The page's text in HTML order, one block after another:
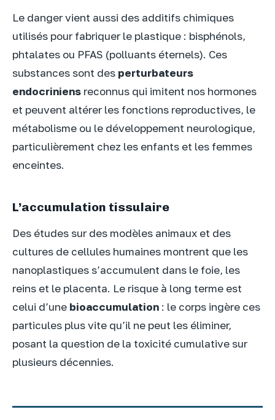
Le danger vient aussi des additifs chimiques
utilisés pour fabriquer le plastique : bisphénols,
phtalates ou PFAS (polluants éternels). Ces
substances sont des perturbateurs
endocriniens reconnus qui imitent nos hormones
et peuvent altérer les fonctions reproductives, le
métabolisme ou le développement neurologique,
particulièrement chez les enfants et les femmes
enceintes.
L’accumulation tissulaire
Des études sur des modèles animaux et des
cultures de cellules humaines montrent que les
nanoplastiques s’accumulent dans le foie, les
reins et le placenta. Le risque à long terme est
celui d’une bioaccumulation : le corps ingère ces
particules plus vite qu’il ne peut les éliminer,
posant la question de la toxicité cumulative sur
plusieurs décennies.